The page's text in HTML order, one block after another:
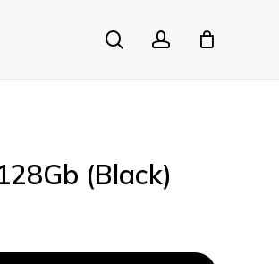
searchaccount
(Black)